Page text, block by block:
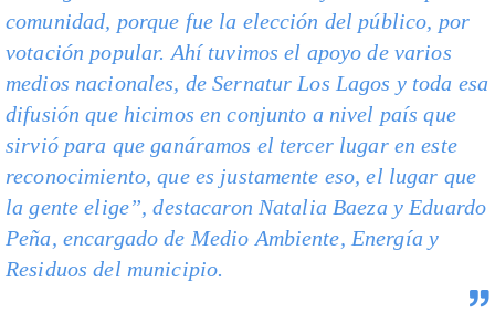
comunidad, porque fue la elección del público, por
votación popular. Ahí tuvimos el apoyo de varios
medios nacionales, de Sernatur Los Lagos y toda esa
difusión que hicimos en conjunto a nivel país que
sirvió para que ganáramos el tercer lugar en este
reconocimiento, que es justamente eso, el lugar que
la gente elige”, destacaron Natalia Baeza y Eduardo
Peña, encargado de Medio Ambiente, Energía y
Residuos del municipio.